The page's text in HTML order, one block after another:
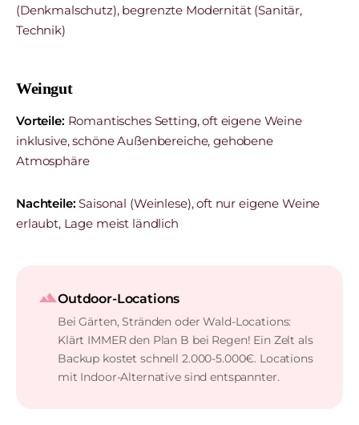
(Denkmalschutz), begrenzte Modernität (Sanitär,
Technik)
Weingut
Vorteile: Romantisches Setting, oft eigene Weine
inklusive, schöne Außenbereiche, gehobene
Atmosphäre
Nachteile: Saisonal (Weinlese), oft nur eigene Weine
erlaubt, Lage meist ländlich
landscapeOutdoor-Locations
Bei Gärten, Stränden oder Wald-Locations:
Klärt IMMER den Plan B bei Regen! Ein Zelt als
Backup kostet schnell 2.000-5.000€. Locations
mit Indoor-Alternative sind entspannter.